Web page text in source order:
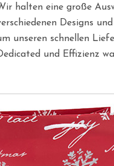
halten eine große
Designs
unseren schnellen
und Effizienz